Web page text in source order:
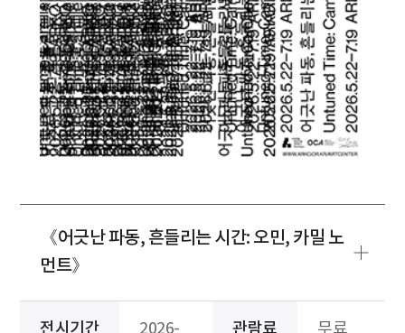
《어긋난 파동, 흔들리는 시간: 오민, 카밀 노
먼트》
전시기간 2026- 관람료 무료